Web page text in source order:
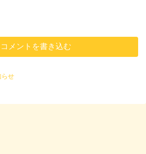
コメントを書き込む
らせ